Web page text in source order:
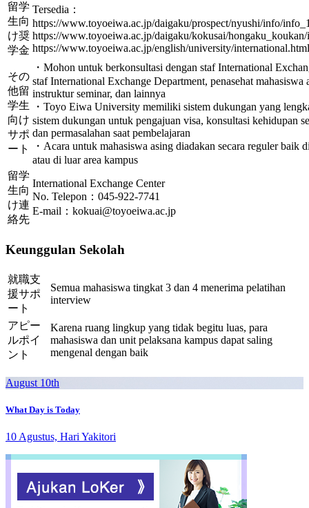
留学
生向
け奨
学金
Tersedia：
https://www.toyoeiwa.ac.jp/daigaku/prospect/nyushi/info/
https://www.toyoeiwa.ac.jp/daigaku/kokusai/
https://www.toyoeiwa.ac.jp/english/university/international.html
その
他留
学生
向け
サポ
ート
・Mohon untuk berkonsultasi dengan staf International
staf International Exchange Department, penasehat mahasiswa
instruktur seminar, dan lainnya
・Toyo Eiwa University memiliki sistem dukungan yang
sistem dukungan untuk pengajuan visa, konsultasi kehidupan
dan permasalahan saat pembelajaran
・Acara untuk mahasiswa asing diadakan secara reguler baik
atau di luar area kampus
留学
生向
け連
絡先
International Exchange Center
No. Telepon：045-922-7741
E-mail：kokuai@toyoeiwa.ac.jp
Keunggulan Sekolah
就職支
援サポ
ート
Semua mahasiswa tingkat 3 dan 4 menerima pelatihan
interview
アピー
ルポイ
ント
Karena ruang lingkup yang tidak begitu luas, para
mahasiswa dan unit pelaksana kampus dapat saling
mengenal dengan baik
August 10th
What Day is Today
10 Agustus, Hari Yakitori